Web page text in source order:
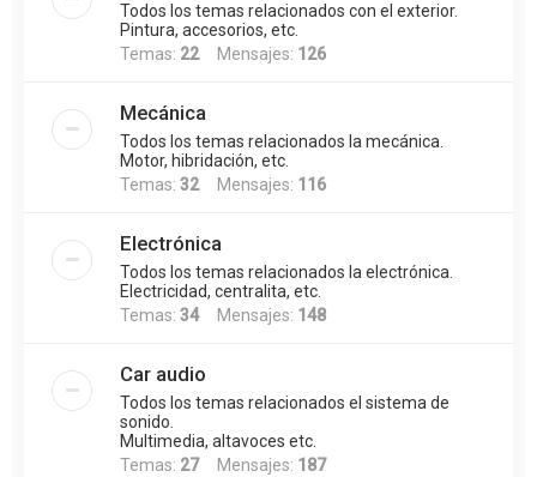
Todos los temas relacionados con el exterior.
Pintura, accesorios, etc.
Temas: 22Mensajes: 126
Mecánica
Todos los temas relacionados la mecánica.
Motor, hibridación, etc.
Temas: 32Mensajes: 116
Electrónica
Todos los temas relacionados la electrónica.
Electricidad, centralita, etc.
Temas: 34Mensajes: 148
Car audio
Todos los temas relacionados el sistema de
sonido.
Multimedia, altavoces etc.
Temas: 27Mensajes: 187